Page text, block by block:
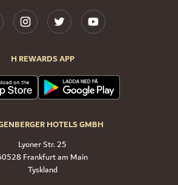
H REWARDS APP
HOTELS GMBH
Lyoner Str. 25
Frankfurt am Main
Tyskland